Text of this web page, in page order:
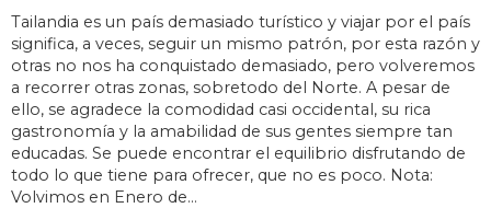
Tailandia es un país demasiado turístico y viajar por el país
significa, a veces, seguir un mismo patrón, por esta razón y
otras no nos ha conquistado demasiado, pero volveremos
a recorrer otras zonas, sobretodo del Norte. A pesar de
ello, se agradece la comodidad casi occidental, su rica
gastronomía y la amabilidad de sus gentes siempre tan
educadas. Se puede encontrar el equilibrio disfrutando de
todo lo que tiene para ofrecer, que no es poco. Nota:
Volvimos en Enero de…